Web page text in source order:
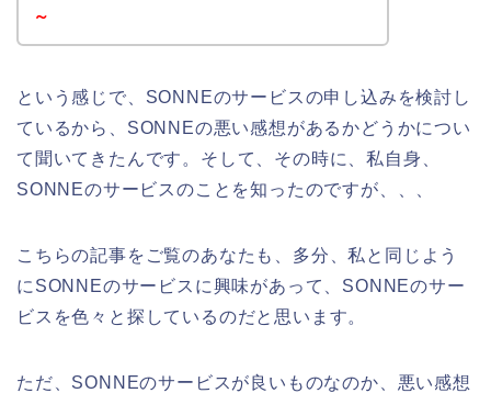
～
という感じで、SONNEのサービスの申し込みを検討し
ているから、SONNEの悪い感想があるかどうかについ
て聞いてきたんです。そして、その時に、私自身、
SONNEのサービスのことを知ったのですが、、、
こちらの記事をご覧のあなたも、多分、私と同じよう
にSONNEのサービスに興味があって、SONNEのサー
ビスを色々と探しているのだと思います。
ただ、SONNEのサービスが良いものなのか、悪い感想